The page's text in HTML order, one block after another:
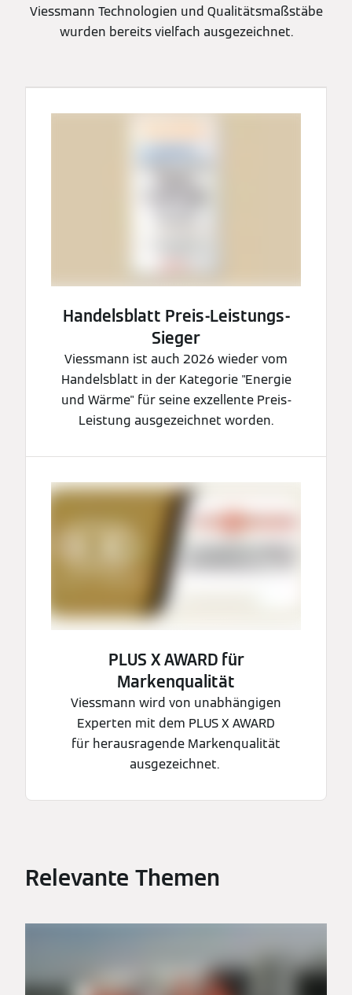
Viessmann Technologien und Qualitätsmaßstäbe
wurden bereits vielfach ausgezeichnet.
Handelsblatt Preis-Leistungs-
Sieger
Viessmann ist auch 2026 wieder vom
Handelsblatt in der Kategorie "Energie
und Wärme" für seine exzellente Preis-
Leistung ausgezeichnet worden.
PLUS X AWARD für
Markenqualität
Viessmann wird von unabhängigen
Experten mit dem PLUS X AWARD
für herausragende Markenqualität
ausgezeichnet.
Relevante Themen